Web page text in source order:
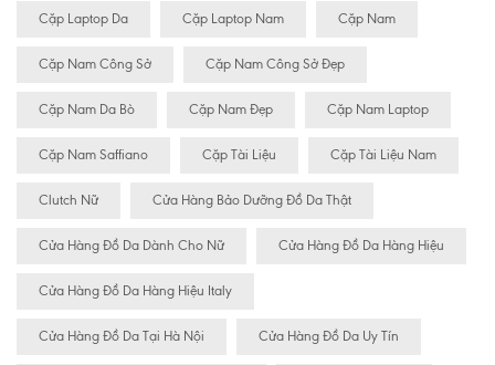
Cặp Laptop Da Cặp Laptop Nam Cặp Nam
Cặp Nam Công Sở Cặp Nam Công Sở Đẹp
Cặp Nam Da Bò Cặp Nam Đẹp Cặp Nam Laptop
Cặp Nam Saffiano Cặp Tài Liệu Cặp Tài Liệu Nam
Clutch Nữ Cửa Hàng Bảo Dưỡng Đồ Da Thật
Cửa Hàng Đồ Da Dành Cho Nữ Cửa Hàng Đồ Da Hàng Hiệu
Cửa Hàng Đồ Da Hàng Hiệu Italy
Cửa Hàng Đồ Da Tại Hà Nội Cửa Hàng Đồ Da Uy Tín